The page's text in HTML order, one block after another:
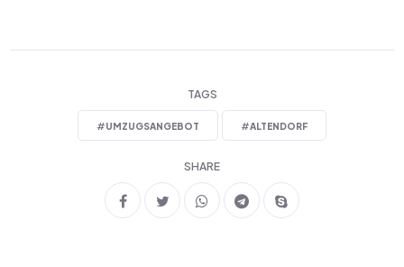
TAGS
#UMZUGSANGEBOT #ALTENDORF
SHARE